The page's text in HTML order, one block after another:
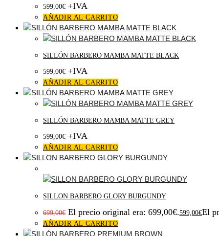
599,00€ +IVA
AÑADIR AL CARRITO
SILLÓN BARBERO MAMBA MATTE BLACK
599,00€ +IVA
AÑADIR AL CARRITO
SILLÓN BARBERO MAMBA MATTE GREY
599,00€ +IVA
AÑADIR AL CARRITO
SILLON BARBERO GLORY BURGUNDY
699,00€ El precio original era: 699,00€.599,00€El
AÑADIR AL CARRITO